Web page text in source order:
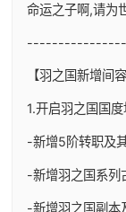
命运之子啊,请为
【羽之国新增间容
1.开启羽之国国度
-新增5阶转职及
-新增羽之国系列
-新增羽之国副本